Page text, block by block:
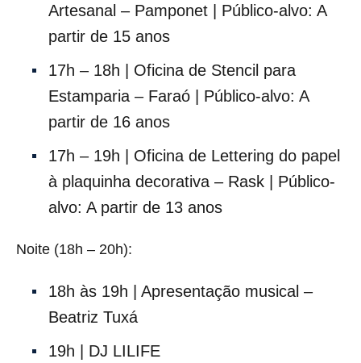
Artesanal – Pamponet | Público-alvo: A
partir de 15 anos
17h – 18h | Oficina de Stencil para
Estamparia – Faraó | Público-alvo: A
partir de 16 anos
17h – 19h | Oficina de Lettering do papel
à plaquinha decorativa – Rask | Público-
alvo: A partir de 13 anos
Noite (18h – 20h):
18h às 19h | Apresentação musical –
Beatriz Tuxá
19h | DJ LILIFE